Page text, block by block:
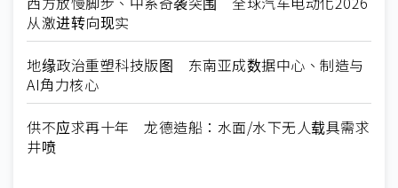
从激进转向现实
地缘政治重塑科技版图 东南亚成数据中心、制造与
AI角力核心
供不应求再十年 龙德造船：水面/水下无人载具需求
井喷